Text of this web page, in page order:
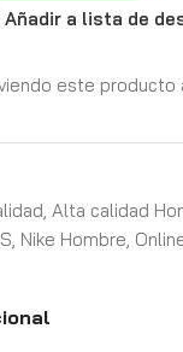
Añadir a lista de
este producto
, Alta calidad
, Nike Hombre,